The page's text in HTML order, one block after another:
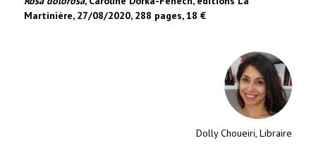
Martinière, 27/08/2020, 288 pages, 18 €
Dolly Choueiri, Libraire